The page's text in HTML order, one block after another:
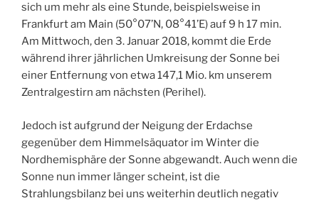
sich um mehr als eine Stunde, beispielsweise in
Frankfurt am Main (50°07’N, 08°41’E) auf 9 h 17 min.
Am Mittwoch, den 3. Januar 2018, kommt die Erde
während ihrer jährlichen Umkreisung der Sonne bei
einer Entfernung von etwa 147,1 Mio. km unserem
Zentralgestirn am nächsten (Perihel).
Jedoch ist aufgrund der Neigung der Erdachse
gegenüber dem Himmelsäquator im Winter die
Nordhemisphäre der Sonne abgewandt. Auch wenn die
Sonne nun immer länger scheint, ist die
Strahlungsbilanz bei uns weiterhin deutlich negativ